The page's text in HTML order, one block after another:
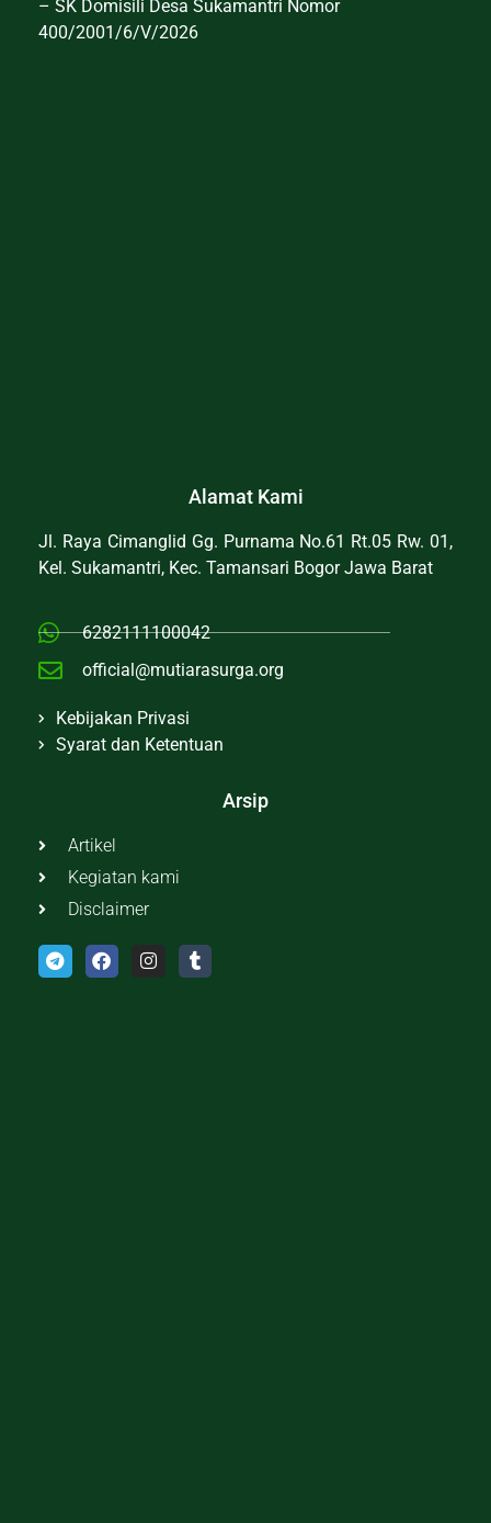
– SK Domisili Desa Sukamantri Nomor
400/2001/6/V/2026
Alamat Kami
Jl. Raya Cimanglid Gg. Purnama No.61 Rt.05 Rw. 01,
Kel. Sukamantri, Kec. Tamansari Bogor Jawa Barat
6282111100042
official@mutiarasurga.org
Kebijakan Privasi
Syarat dan Ketentuan
Arsip
Artikel
Kegiatan kami
Disclaimer